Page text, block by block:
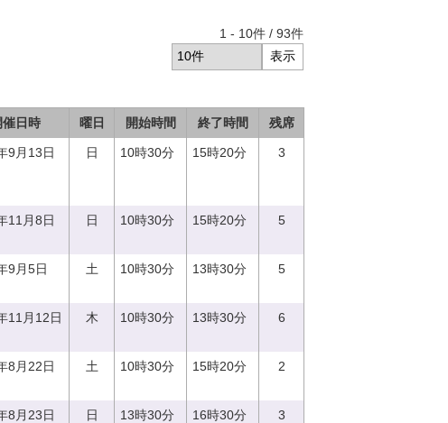
1 - 10件 / 93件
催日時 曜日 開始時間 終了時間 残席
9月13日 日 10時30分 15時20分 3
11月8日 日 10時30分 15時20分 5
9月5日 土 10時30分 13時30分 5
11月12日 木 10時30分 13時30分 6
8月22日 土 10時30分 15時20分 2
8月23日 日 13時30分 16時30分 3